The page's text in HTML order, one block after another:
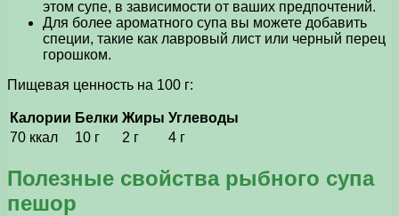
этом супе, в зависимости от ваших предпочтений.
Для более ароматного супа вы можете добавить
специи, такие как лавровый лист или черный перец
горошком.
Пищевая ценность на 100 г:
Калории Белки Жиры Углеводы
70 ккал
10 г 2 г 4 г
Полезные свойства рыбного супа
пешор